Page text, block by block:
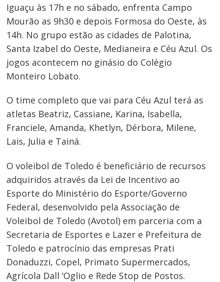
Iguaçu às 17h e no sábado, enfrenta Campo
Mourão as 9h30 e depois Formosa do Oeste, às
14h. No grupo estão as cidades de Palotina,
Santa Izabel do Oeste, Medianeira e Céu Azul. Os
jogos acontecem no ginásio do Colégio
Monteiro Lobato.
O time completo que vai para Céu Azul terá as
atletas Beatriz, Cassiane, Karina, Isabella,
Franciele, Amanda, Khetlyn, Dérbora, Milene,
Lais, Julia e Tainá.
O voleibol de Toledo é beneficiário de recursos
adquiridos através da Lei de Incentivo ao
Esporte do Ministério do Esporte/Governo
Federal, desenvolvido pela Associação de
Voleibol de Toledo (Avotol) em parceria com a
Secretaria de Esportes e Lazer e Prefeitura de
Toledo e patrocínio das empresas Prati
Donaduzzi, Copel, Primato Supermercados,
Agrícola Dall ‘Oglio e Rede Stop de Postos.
Navegação
de
Post